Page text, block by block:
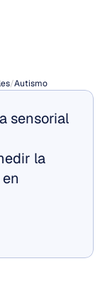
/Autismo
sensorial
la